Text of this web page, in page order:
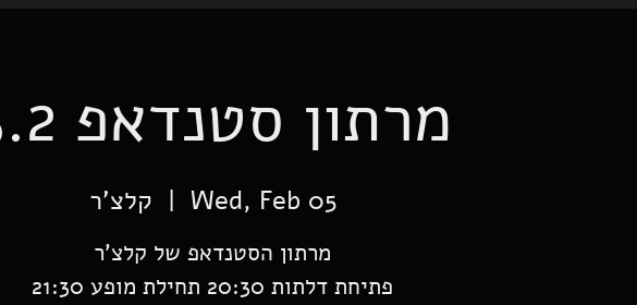
מרתון סטנדאפ 5.2
Wed, Feb 05
  |
קלצ'ר
פתיחת דלתות 20:30 תחילת מופע 21:30